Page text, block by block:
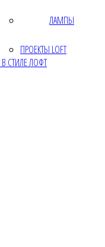
ЛАМПЫ
ПРОЕКТЫ LOFT
СТИЛЕ ЛОФТ